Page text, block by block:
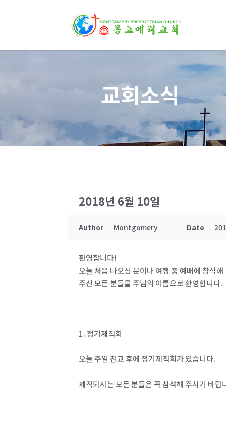
교회소식
2018년 6월 10일
Author Montgomery Date
환영합니다!
오늘 처음 나오신 분이나 여행 중 예배에 참석해
주신 모든 분들을 주님의 이름으로 환영합니다.
1. 정기제직회
오늘 주일 친교 후에 정기제직회가 있습니다.
제직되시는 모든 분들은 꼭 참석해 주시기 바랍